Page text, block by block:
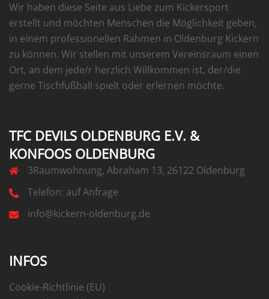
Wir haben diese Seite aus Liebe zum Kickersport
erstellt und möchten Menschen die Möglichkeit geben,
in einem professionellen Rahmen in Oldenburg Kickern
zu können. Wir stellen mit unserem Vereinsraum einen
Ort, an dem jede/r herzlich Willkommen ist, der/die
gerne Tischfußball spielt oder erlernen möchte.
TFC DEVILS OLDENBURG E.V. &
KONFOOS OLDENBURG
3Raumwohnung, Abraham 13, 26122 Oldenburg
Telefon: auf Anfrage
info@kickern-oldenburg.de
INFOS
Cookie-Richtlinie (EU)